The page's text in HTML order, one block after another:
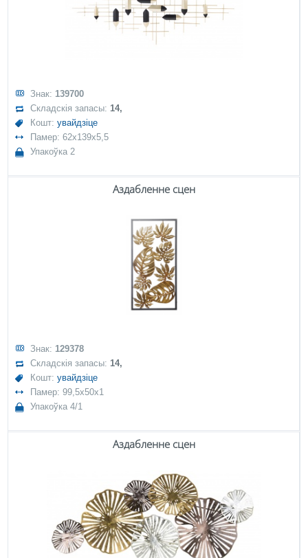
Знак: 139700
Складскія запасы:14,
Кошт:увайдзіце
Памер: 62x139x5,5
Упакоўка 2
Аздабленне сцен
Знак: 129378
Складскія запасы:14,
Кошт:увайдзіце
Памер: 99,5x50x1
Упакоўка 4/1
Аздабленне сцен